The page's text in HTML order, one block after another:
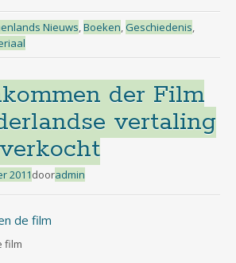
Nieuws,Boeken, Geschiedenis,
der Film
vertaling
2011dooradmin
film